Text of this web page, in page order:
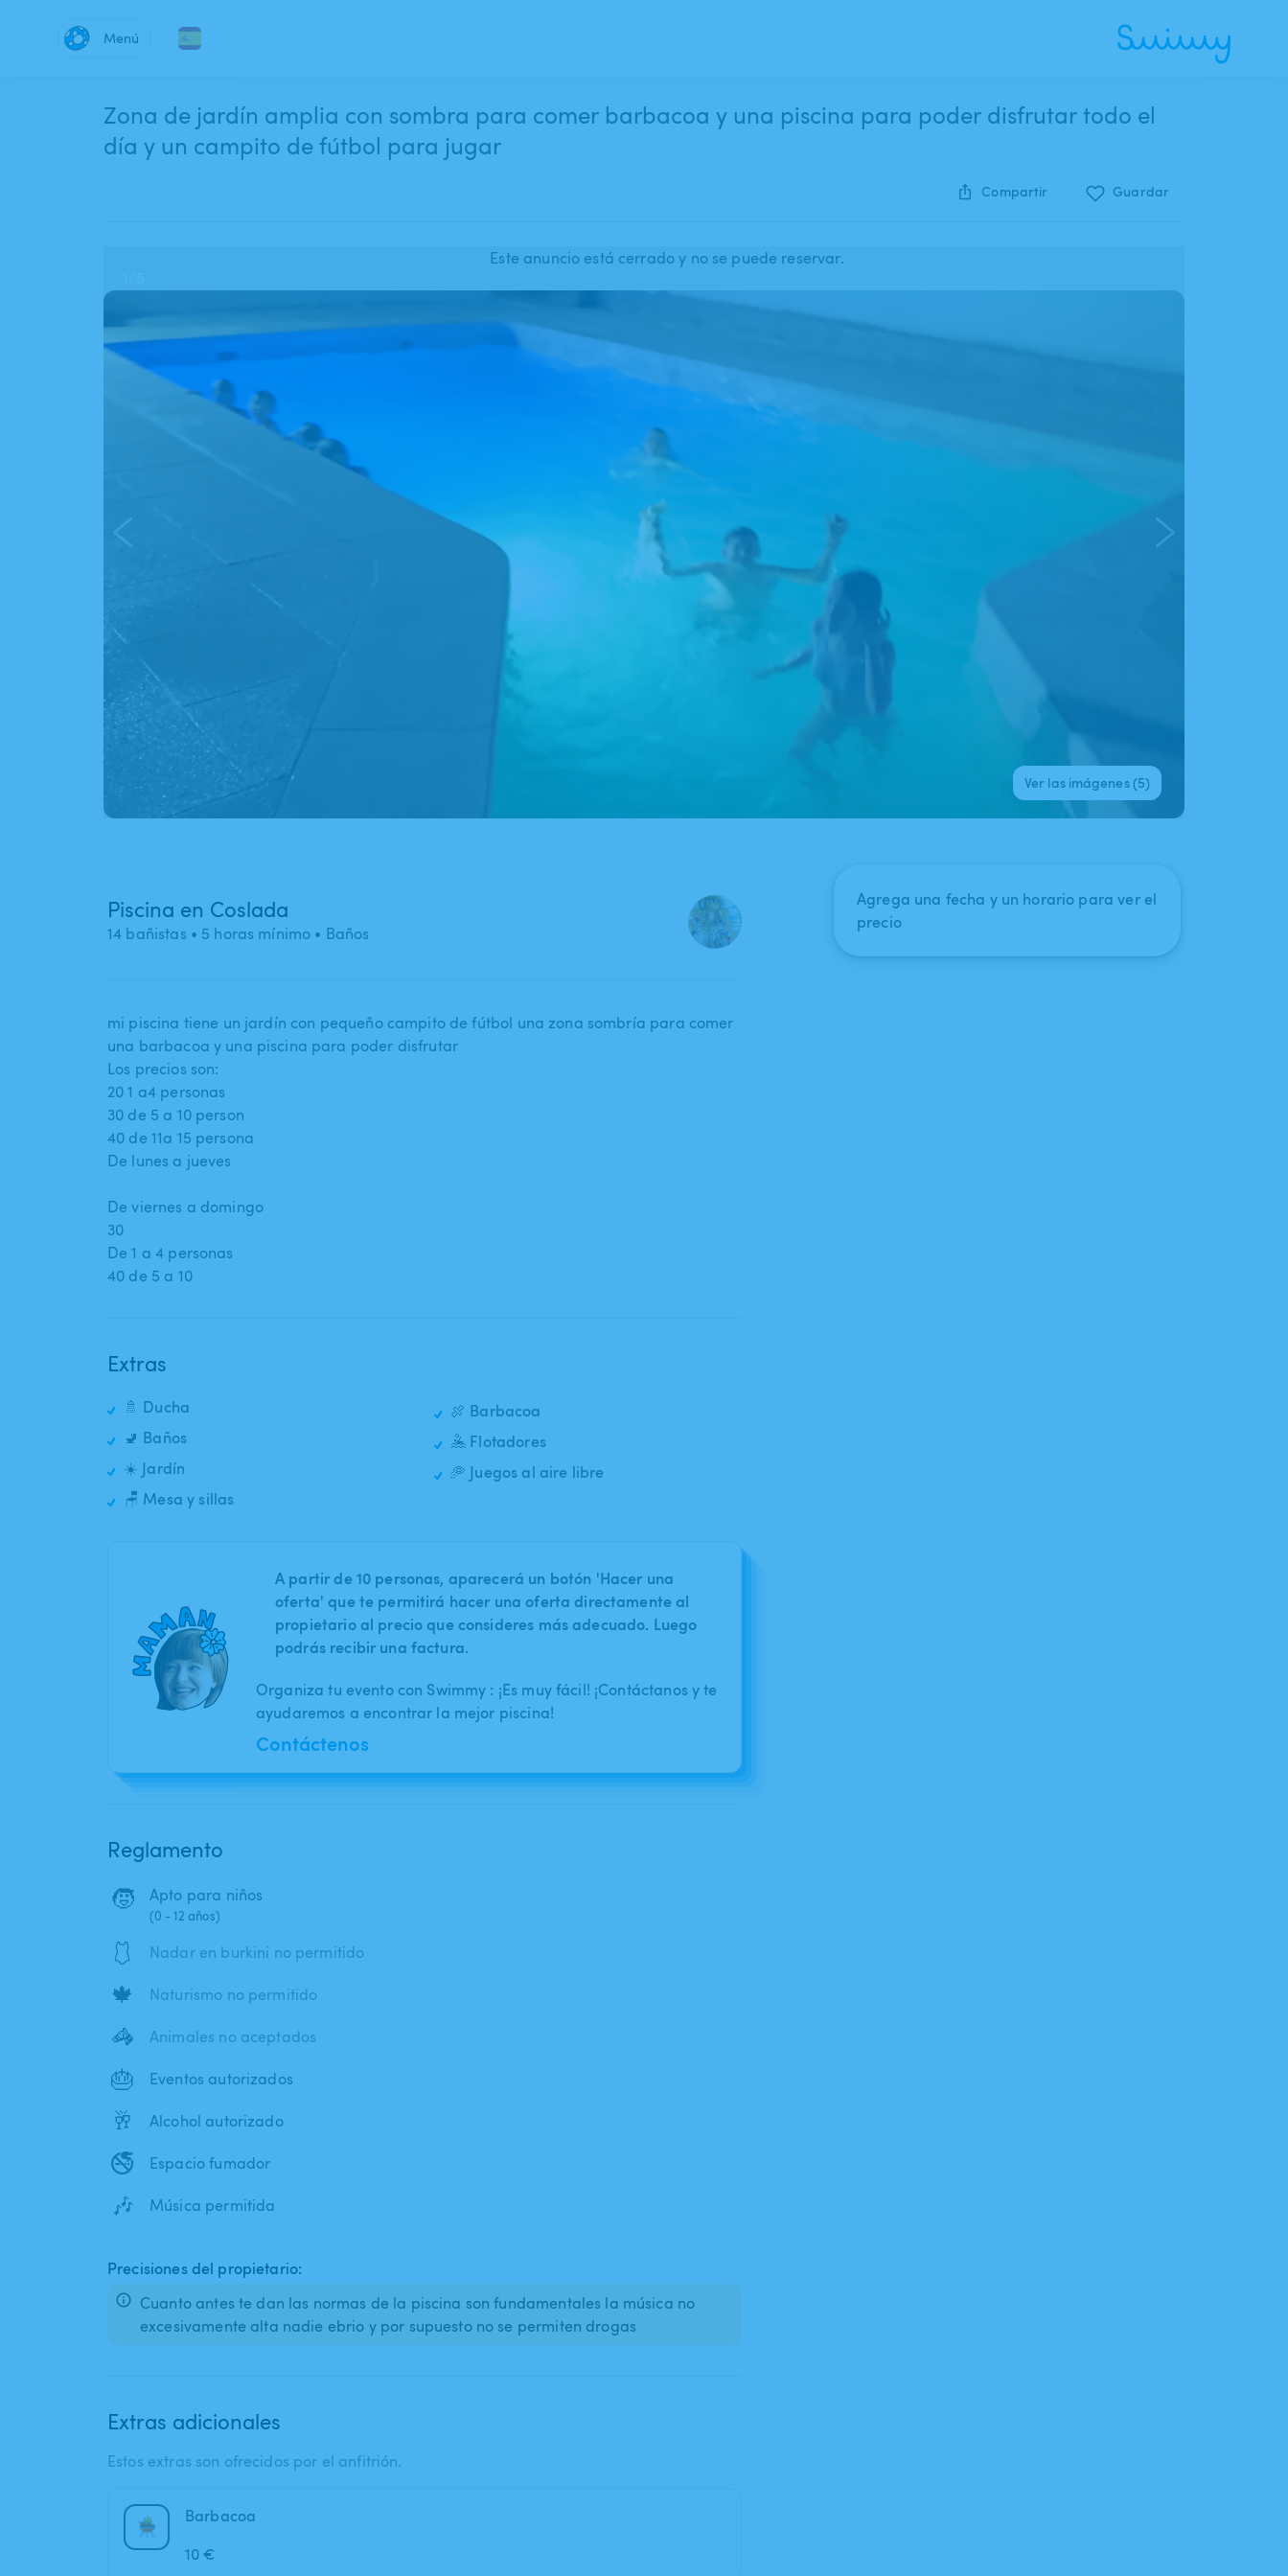
Menú
Zona de jardín amplia con sombra para comer barbacoa y una piscina para poder disfrutar todo el
día y un campito de fútbol para jugar
Compartir Guardar
Este anuncio está cerrado y no se puede reservar.
Ver las imágenes (5)
Piscina en Coslada
14 bañistas • 5 horas mínimo • Baños
mi piscina tiene un jardín con pequeño campito de fútbol una zona sombría para comer
una barbacoa y una piscina para poder disfrutar
Los precios son:
20 1 a4 personas
30 de 5 a 10 person
40 de 11a 15 persona
De lunes a jueves
De viernes a domingo
30
De 1 a 4 personas
40 de 5 a 10
Extras
🚿 Ducha
🚽 Baños
☀️ Jardín
🪑 Mesa y sillas
🍖 Barbacoa
🤽 Flotadores
🥏 Juegos al aire libre
A partir de 10 personas, aparecerá un botón 'Hacer una
oferta' que te permitirá hacer una oferta directamente al
propietario al precio que consideres más adecuado. Luego
podrás recibir una factura.
Organiza tu evento con Swimmy : ¡Es muy fácil! ¡Contáctanos y te
ayudaremos a encontrar la mejor piscina!
Contáctenos
Reglamento
🧒 Apto para niños
(0 - 12 años)
🩱 Nadar en burkini no permitido
🍁 Naturismo no permitido
🦓 Animales no aceptados
🎂 Eventos autorizados
🥂 Alcohol autorizado
🚭 Espacio fumador
🎶 Música permitida
Precisiones del propietario:
Cuanto antes te dan las normas de la piscina son fundamentales la música no
excesivamente alta nadie ebrio y por supuesto no se permiten drogas
Extras adicionales
Estos extras son ofrecidos por el anfitrión.
Barbacoa
10 €
Agrega una fecha y un horario para ver el
precio